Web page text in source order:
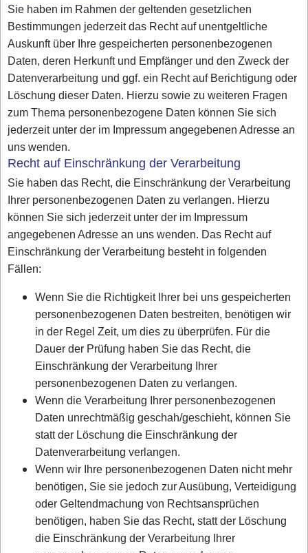
Sie haben im Rahmen der geltenden gesetzlichen
Bestimmungen jederzeit das Recht auf unentgeltliche
Auskunft über Ihre gespeicherten personenbezogenen
Daten, deren Herkunft und Empfänger und den Zweck der
Datenverarbeitung und ggf. ein Recht auf Berichtigung oder
Löschung dieser Daten. Hierzu sowie zu weiteren Fragen
zum Thema personenbezogene Daten können Sie sich
jederzeit unter der im Impressum angegebenen Adresse an
uns wenden.
Recht auf Einschränkung der Verarbeitung
Sie haben das Recht, die Einschränkung der Verarbeitung
Ihrer personenbezogenen Daten zu verlangen. Hierzu
können Sie sich jederzeit unter der im Impressum
angegebenen Adresse an uns wenden. Das Recht auf
Einschränkung der Verarbeitung besteht in folgenden
Fällen:
Wenn Sie die Richtigkeit Ihrer bei uns gespeicherten
personenbezogenen Daten bestreiten, benötigen wir
in der Regel Zeit, um dies zu überprüfen. Für die
Dauer der Prüfung haben Sie das Recht, die
Einschränkung der Verarbeitung Ihrer
personenbezogenen Daten zu verlangen.
Wenn die Verarbeitung Ihrer personenbezogenen
Daten unrechtmäßig geschah/geschieht, können Sie
statt der Löschung die Einschränkung der
Datenverarbeitung verlangen.
Wenn wir Ihre personenbezogenen Daten nicht mehr
benötigen, Sie sie jedoch zur Ausübung, Verteidigung
oder Geltendmachung von Rechtsansprüchen
benötigen, haben Sie das Recht, statt der Löschung
die Einschränkung der Verarbeitung Ihrer